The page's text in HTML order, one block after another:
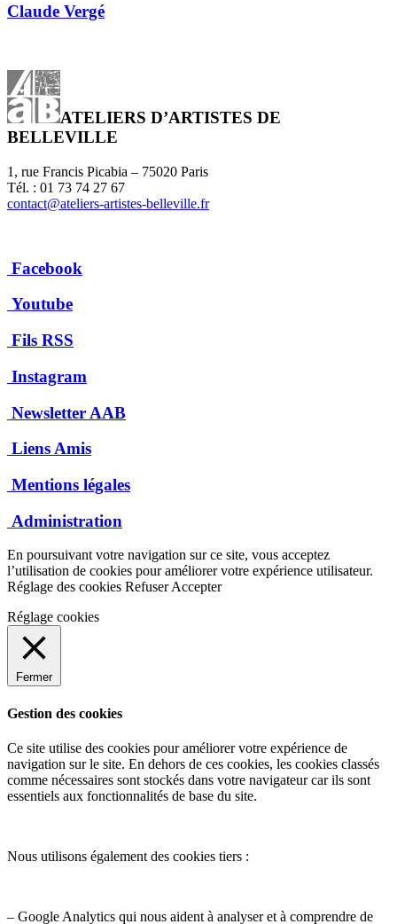
Claude Vergé
ATELIERS D’ARTISTES DE
BELLEVILLE
1, rue Francis Picabia – 75020 Paris
Tél. : 01 73 74 27 67
contact@ateliers-artistes-belleville.fr
Facebook
Youtube
Fils RSS
Instagram
Newsletter AAB
Liens Amis
Mentions légales
Administration
En poursuivant votre navigation sur ce site, vous acceptez
l’utilisation de cookies pour améliorer votre expérience utilisateur.
Réglage des cookies RefuserAccepter
Réglage cookies
Fermer
Gestion des cookies
Ce site utilise des cookies pour améliorer votre expérience de
navigation sur le site. En dehors de ces cookies, les cookies classés
comme nécessaires sont stockés dans votre navigateur car ils sont
essentiels aux fonctionnalités de base du site.
Nous utilisons également des cookies tiers :
– Google Analytics qui nous aident à analyser et à comprendre de